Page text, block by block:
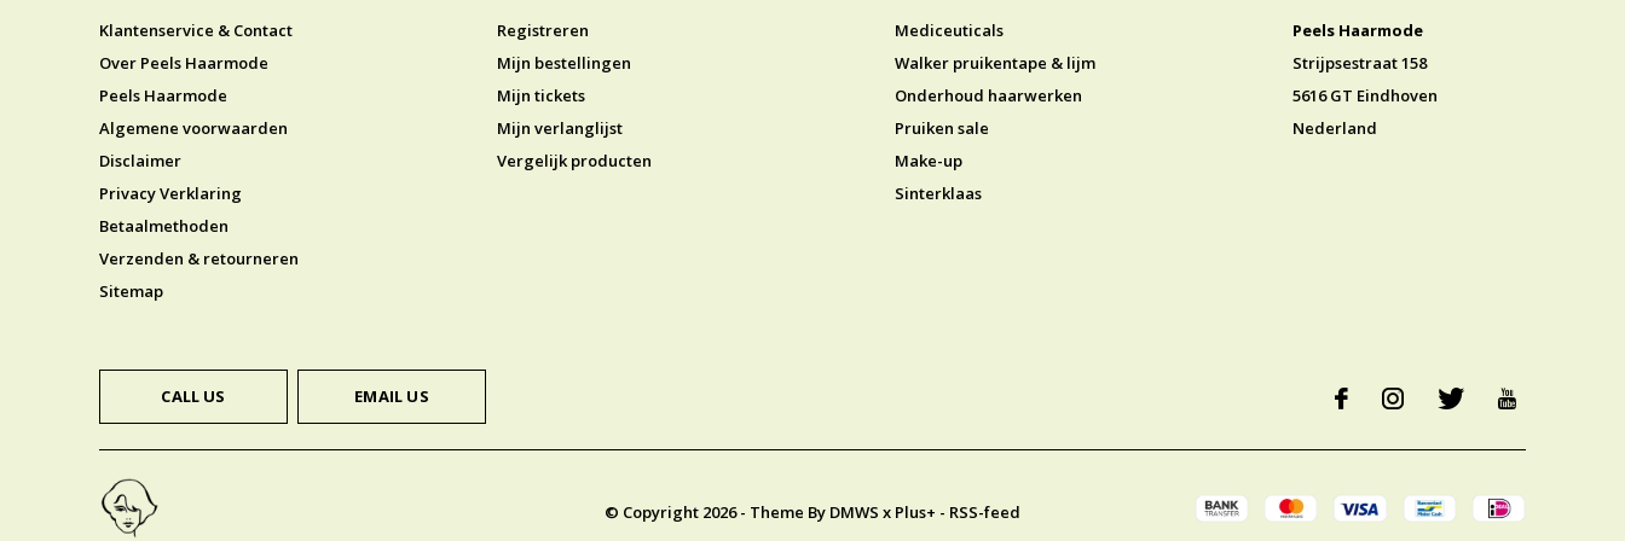
Klantenservice & Contact
Over Peels Haarmode
Peels Haarmode
Algemene voorwaarden
Disclaimer
Privacy Verklaring
Betaalmethoden
Verzenden & retourneren
Sitemap
Registreren
Mijn bestellingen
Mijn tickets
Mijn verlanglijst
Vergelijk producten
Mediceuticals
Walker pruikentape & lijm
Onderhoud haarwerken
Pruiken sale
Make-up
Sinterklaas
Peels Haarmode
Strijpsestraat 158
5616 GT Eindhoven
Nederland
CALL US EMAIL US
© Copyright 2026- Theme By DMWS x Plus+ - RSS-feed